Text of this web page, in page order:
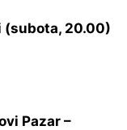
(subota, 20.00)
Pazar –